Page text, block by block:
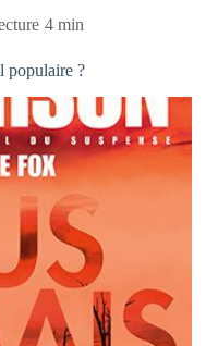
4 min
populaire ?